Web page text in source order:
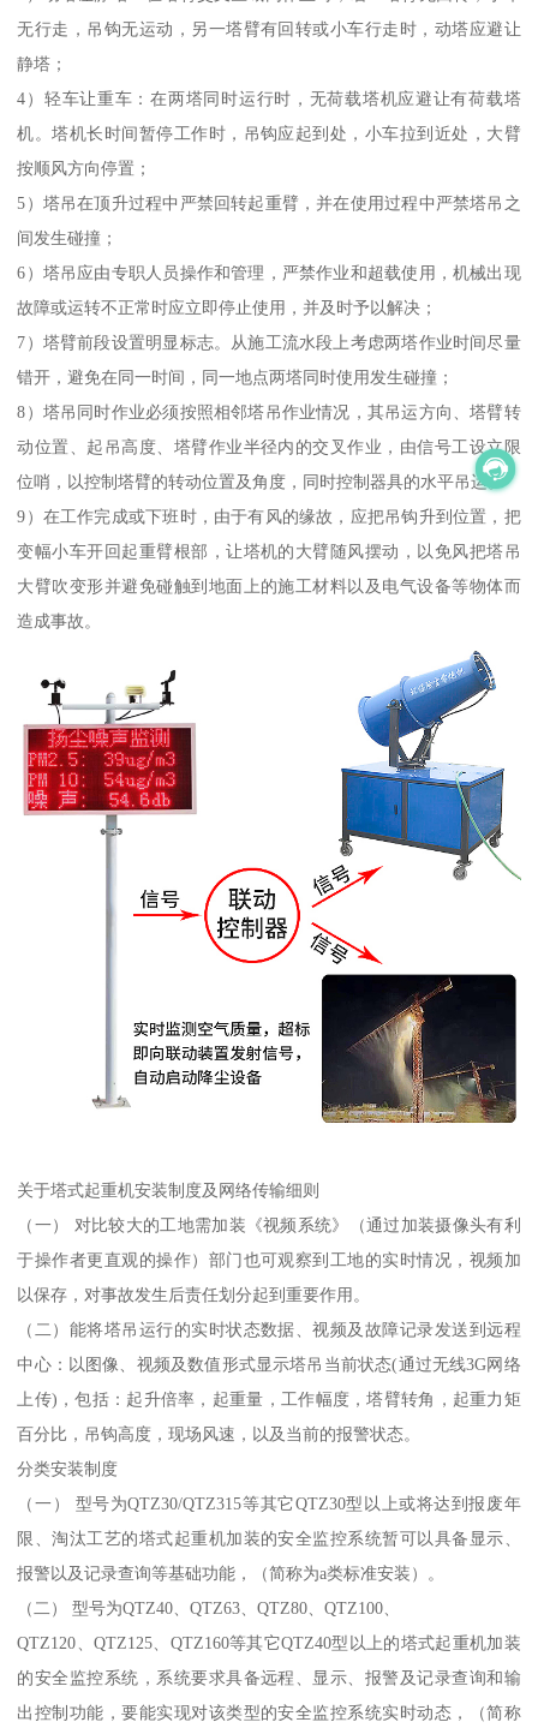
无行走，吊钩无运动，另一塔臂有回转或小车行走时，动塔应避让
静塔；
4）轻车让重车：在两塔同时运行时，无荷载塔机应避让有荷载塔
机。塔机长时间暂停工作时，吊钩应起到处，小车拉到近处，大臂
按顺风方向停置；
5）塔吊在顶升过程中严禁回转起重臂，并在使用过程中严禁塔吊之
间发生碰撞；
6）塔吊应由专职人员操作和管理，严禁作业和超载使用，机械出现
故障或运转不正常时应立即停止使用，并及时予以解决；
7）塔臂前段设置明显标志。从施工流水段上考虑两塔作业时间尽量
错开，避免在同一时间，同一地点两塔同时使用发生碰撞；
8）塔吊同时作业必须按照相邻塔吊作业情况，其吊运方向、塔臂转
动位置、起吊高度、塔臂作业半径内的交叉作业，由信号工设立限
位哨，以控制塔臂的转动位置及角度，同时控制器具的水平吊运。
9）在工作完成或下班时，由于有风的缘故，应把吊钩升到位置，把
变幅小车开回起重臂根部，让塔机的大臂随风摆动，以免风把塔吊
大臂吹变形并避免碰触到地面上的施工材料以及电气设备等物体而
造成事故。
关于塔式起重机安装制度及网络传输细则
（一） 对比较大的工地需加装《视频系统》（通过加装摄像头有利
于操作者更直观的操作）部门也可观察到工地的实时情况，视频加
以保存，对事故发生后责任划分起到重要作用。
（二）能将塔吊运行的实时状态数据、视频及故障记录发送到远程
中心：以图像、视频及数值形式显示塔吊当前状态(通过无线3G网络
上传)，包括：起升倍率，起重量，工作幅度，塔臂转角，起重力矩
百分比，吊钩高度，现场风速，以及当前的报警状态。
分类安装制度
（一） 型号为QTZ30/QTZ315等其它QTZ30型以上或将达到报废年
限、淘汰工艺的塔式起重机加装的安全监控系统暂可以具备显示、
报警以及记录查询等基础功能，（简称为a类标准安装）。
（二） 型号为QTZ40、QTZ63、QTZ80、QTZ100、
QTZ120、QTZ125、QTZ160等其它QTZ40型以上的塔式起重机加装
的安全监控系统，系统要求具备远程、显示、报警及记录查询和输
出控制功能，要能实现对该类型的安全监控系统实时动态，（简称